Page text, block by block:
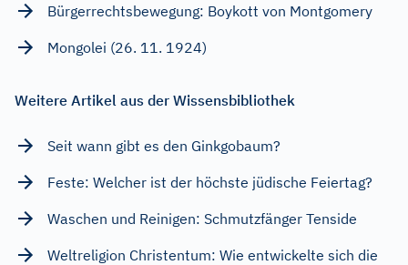
Bürgerrechtsbewegung: Boykott von Montgomery
Mongolei (26. 11. 1924)
Weitere Artikel aus der Wissensbibliothek
Seit wann gibt es den Ginkgobaum?
Feste: Welcher ist der höchste jüdische Feiertag?
Waschen und Reinigen: Schmutzfänger Tenside
Weltreligion Christentum: Wie entwickelte sich die